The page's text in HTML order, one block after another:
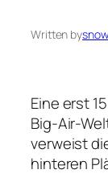
Written by
Eine erst
Big-Air-
verweist
hinteren